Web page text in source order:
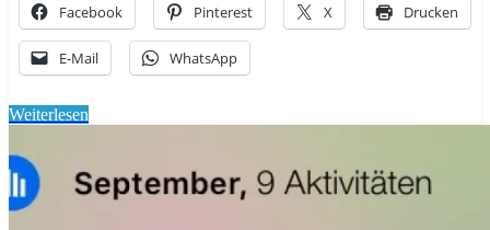
Facebook Pinterest X Drucken
E-Mail WhatsApp
Weiterlesen